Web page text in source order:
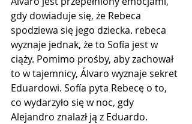
gdy dowiaduje się, że Rebeca
spodziewa się jego dziecka. rebeca
wyznaje jednak, że to Sofía jest w
ciąży. Pomimo prośby, aby zachował
to w tajemnicy, Álvaro wyznaje sekret
Eduardowi. Sofía pyta Rebecę o to,
co wydarzyło się w noc, gdy
Alejandro znalazł ją z Eduardo.